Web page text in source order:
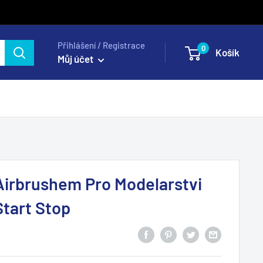
Přihlášení / Registrace
Můj účet
0 Košík
Pro Modelarstvi
Stop